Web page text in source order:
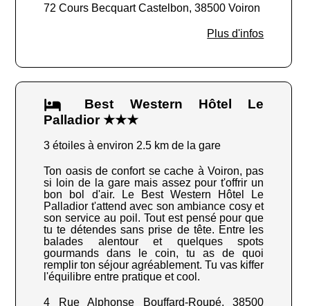
72 Cours Becquart Castelbon, 38500 Voiron
Plus d'infos
Best Western Hôtel Le
Palladior ★★★
3 étoiles à environ 2.5 km de la gare
Ton oasis de confort se cache à Voiron, pas
si loin de la gare mais assez pour t'offrir un
bon bol d'air. Le Best Western Hôtel Le
Palladior t'attend avec son ambiance cosy et
son service au poil. Tout est pensé pour que
tu te détendes sans prise de tête. Entre les
balades alentour et quelques spots
gourmands dans le coin, tu as de quoi
remplir ton séjour agréablement. Tu vas kiffer
l'équilibre entre pratique et cool.
4 Rue Alphonse Bouffard-Roupé, 38500